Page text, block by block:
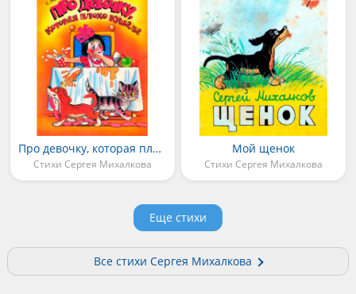
Про девочку, которая плохо кушала
Стихи Сергея Михалкова
Мой щенок
Стихи Сергея Михалкова
Еще стихи
Все стихи Сергея Михалкова